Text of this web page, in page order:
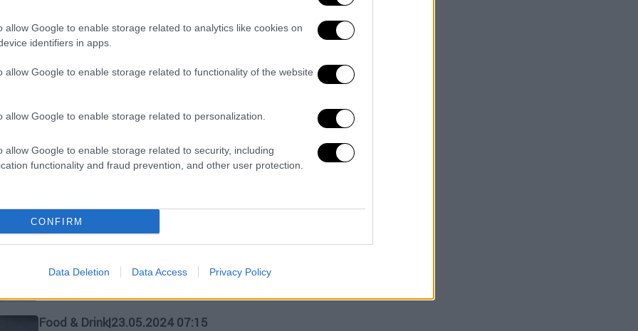
allow Google to enable storage related to analytics like cookies on
identifiers in apps.
allow Google to enable storage related to functionality of the website
allow Google to enable storage related to personalization.
allow Google to enable storage related to security, including
functionality and fraud prevention, and other user protection.
CONFIRM
Data Deletion Data Access Privacy Policy
φτιαγμένη με τυρί κότατζ τρεντάει
εδώ και λίγους μήνες στα κοινωνικά
Υγεία|19.06.2024 10:50
Πώς μια εξέταση αίματος μπορεί
και 7 χρόνια πριν εμφανιστεί
Μια σημαντική έρευνα που στοχεύει
στην έγκαιρη πρόβλεψη και διάγνωση
Food & Drink|23.05.2024 07:15